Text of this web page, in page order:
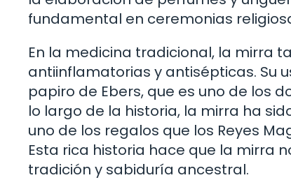
fundamental en ceremonias
En la medicina tradicional, la mirra
antiinflamatorias y antisépticas. Su
papiro de Ebers, que es uno de los
lo largo de la historia, la mirra ha
uno de los regalos que los Reyes
Esta rica historia hace que la mirra
tradición y sabiduría ancestral.